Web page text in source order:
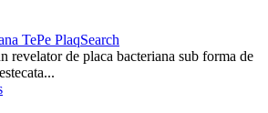
TePe PlaqSearch
revelator de placa bacteriana sub forma de